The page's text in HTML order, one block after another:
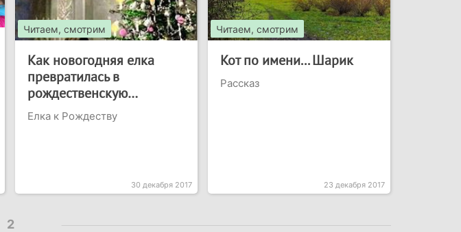
Читаем, смотрим
Как новогодняя елка
превратилась в
рождественскую…
Елка к Рождеству
30 декабря 2017
Читаем, смотрим
Кот по имени... Шарик
Рассказ
23 декабря 2017
2